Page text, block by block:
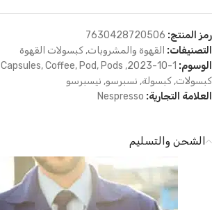
رمز المنتج: 7630428720506
التصنيفات: القهوة والمشروبات, كبسولات القهوة
الوسوم: 1-10-2023
,
Capsules,Coffee, Pod, Pods
كبسولات, كبسولة, نسبرسو, نيسبرسو
العلامة التجارية: Nespresso
الشحن والتسليم